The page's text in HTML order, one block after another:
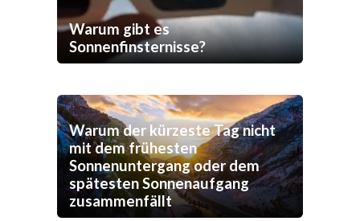
Warum gibt es
Sonnenfinsternisse?
Warum der kürzeste Tag nicht
mit dem frühesten
Sonnenuntergang oder dem
spätesten Sonnenaufgang
zusammenfällt